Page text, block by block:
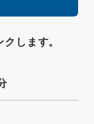
します。